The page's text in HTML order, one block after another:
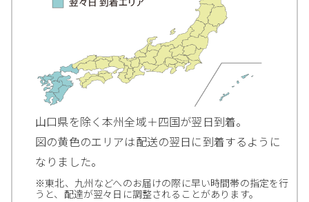
山口県を除く本州全域＋四国が翌日到着。
図の黄色のエリアは配送の翌日に到着するように
なりました。
※東北、九州などへのお届けの際に早い時間帯の指定を行
うと、配達が翌々日に調整されることがあります。